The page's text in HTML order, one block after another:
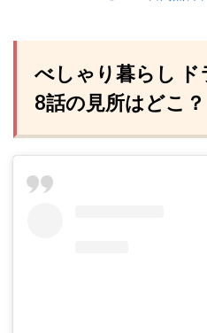
べしゃり暮らし ド
8話の見所はどこ？